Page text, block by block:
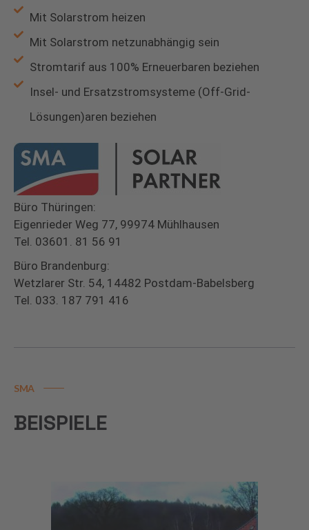
Mit Solarstrom heizen
Mit Solarstrom netzunabhängig sein
Stromtarif aus 100% Erneuerbaren beziehen
Insel- und Ersatzstromsysteme (Off-Grid-
Lösungen)aren beziehen
Büro Thüringen:
Eigenrieder Weg 77, 99974 Mühlhausen
Tel. 03601. 81 56 91
Büro Brandenburg:
Wetzlarer Str. 54, 14482 Postdam-Babelsberg
Tel. 033. 187 791 416
SMA
BEISPIELE